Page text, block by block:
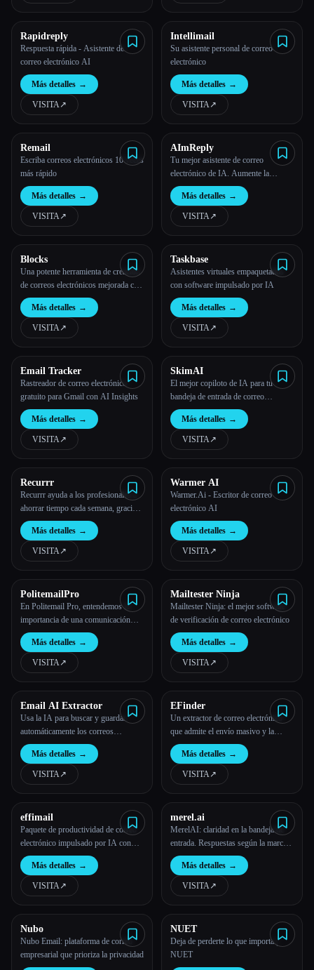
Esc
Rapidreply
Respuesta rápida - Asistente de
correo electrónico AI
Más detalles →
VISITA↗︎
Intellimail
Su asistente personal de correo
electrónico
Más detalles →
VISITA↗︎
Remail
Escriba correos electrónicos 10 veces
más rápido
Más detalles →
VISITA↗︎
AImReply
Tu mejor asistente de correo
electrónico de IA. Aumente la
productividad de su correo
electrónico con la automatización
inteligente. Deja que AimReply
analice y mejore tus respuestas por
tiempo
Más detalles →
VISITA↗︎
Blocks
Una potente herramienta de creación
de correos electrónicos mejorada con
la funcionalidad de IA.
Más detalles →
VISITA↗︎
Taskbase
Asistentes virtuales empaquetados
con software impulsado por IA
Más detalles →
VISITA↗︎
Email Tracker
Rastreador de correo electrónico
gratuito para Gmail con AI Insights
Más detalles →
VISITA↗︎
SkimAI
El mejor copiloto de IA para tu
bandeja de entrada de correo
electrónico
Más detalles →
VISITA↗︎
Recurrr
Recurrr ayuda a los profesionales a
ahorrar tiempo cada semana, gracias
a una función que falta en los
principales clientes de correo
electrónico: el envío de correos
electrónicos recurrentes.
Más detalles →
VISITA↗︎
Warmer AI
Warmer.Ai - Escritor de correo
electrónico AI
Más detalles →
VISITA↗︎
PolitemailPro
En Politemail Pro, entendemos la
importancia de una comunicación
empresarial eficaz.
Más detalles →
VISITA↗︎
Mailtester Ninja
Mailtester Ninja: el mejor software
de verificación de correo electrónico
Más detalles →
VISITA↗︎
Email AI Extractor
Usa la IA para buscar y guardar
automáticamente los correos
electrónicos de las páginas web en
un archivo CSV.
Más detalles →
VISITA↗︎
EFinder
Un extractor de correo electrónico
que admite el envío masivo y la
automatización
Más detalles →
VISITA↗︎
effimail
Paquete de productividad de correo
electrónico impulsado por IA con
funciones de escritura, seguimiento y
limpieza.
Más detalles →
VISITA↗︎
merel.ai
MerelAI: claridad en la bandeja de
entrada. Respuestas según la marca.
Sin esfuerzo.
Más detalles →
VISITA↗︎
Nubo
Nubo Email: plataforma de correo
empresarial que prioriza la privacidad
NUET
Deja de perderte lo que importa |
NUET